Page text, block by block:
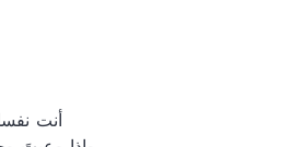
أنت